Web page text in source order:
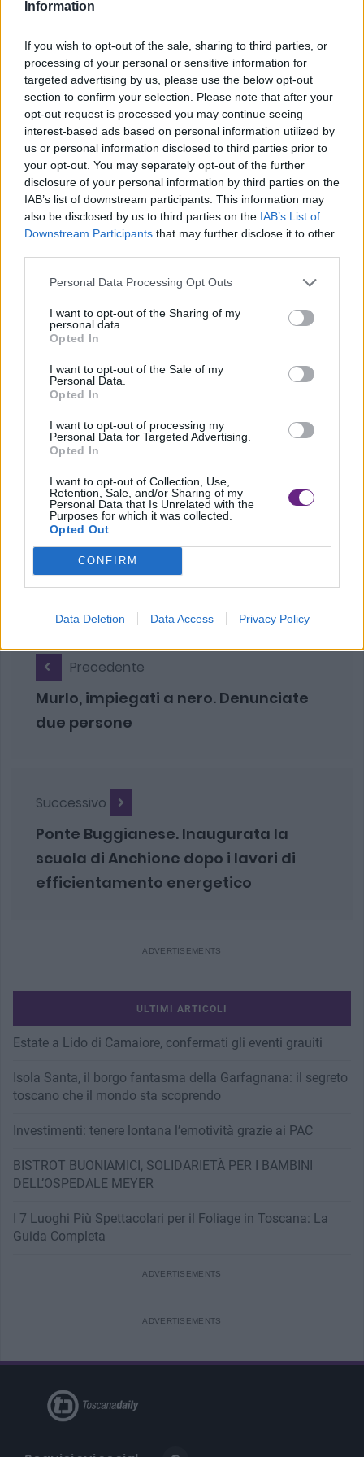
Information
If you wish to opt-out of the sale, sharing to third parties, or
processing of your personal or sensitive information for
targeted advertising by us, please use the below opt-out
section to confirm your selection. Please note that after your
opt-out request is processed you may continue seeing
interest-based ads based on personal information utilized by
us or personal information disclosed to third parties prior to
your opt-out. You may separately opt-out of the further
disclosure of your personal information by third parties on the
IAB’s list of downstream participants. This information may
also be disclosed by us to third parties on the IAB’s List of
Downstream Participants that may further disclose it to other
Personal Data Processing Opt Outs
I want to opt-out of the Sharing of my
personal data.
Opted In
I want to opt-out of the Sale of my
Personal Data.
Opted In
I want to opt-out of processing my
Personal Data for Targeted Advertising.
Opted In
I want to opt-out of Collection, Use,
Retention, Sale, and/or Sharing of my
Personal Data that Is Unrelated with the
Purposes for which it was collected.
Opted Out
CONFIRM
Data Deletion Data Access Privacy Policy
presidio sotto la sede in Via Molise e auspichiamo che il
tavolo sia presieduto dal Ministro Patuanelli in persona,
perché ad oggi le uniche certezze che abbiamo sono i
licenziamenti, non la re-industrializzazione chiesta anche
dal Governo. Noi non ci rassegniamo, anzi con maggior
determinazione continueremo a stare al fianco dei
lavoratori”.
Leggi questo articolo su:
https://www.gonews.it/2019/10/11/bekaert-
licenziamento-collettivo-200-cassa-integrazione/
Copyright © gonews.it
TAG:
ultimo aggiornamento: 11-10-2019
Precedente
Murlo, impiegati a nero. Denunciate
due persone
Successivo
Ponte Buggianese. Inaugurata la
scuola di Anchione dopo i lavori di
efficientamento energetico
ULTIMI ARTICOLI
Estate a Lido di Camaiore, confermati gli eventi grauiti
Isola Santa, il borgo fantasma della Garfagnana: il segreto
toscano che il mondo sta scoprendo
Investimenti: tenere lontana l’emotività grazie ai PAC
BISTROT BUONIAMICI, SOLIDARIETÀ PER I BAMBINI
DELL’OSPEDALE MEYER
I 7 Luoghi Più Spettacolari per il Foliage in Toscana: La
Guida Completa